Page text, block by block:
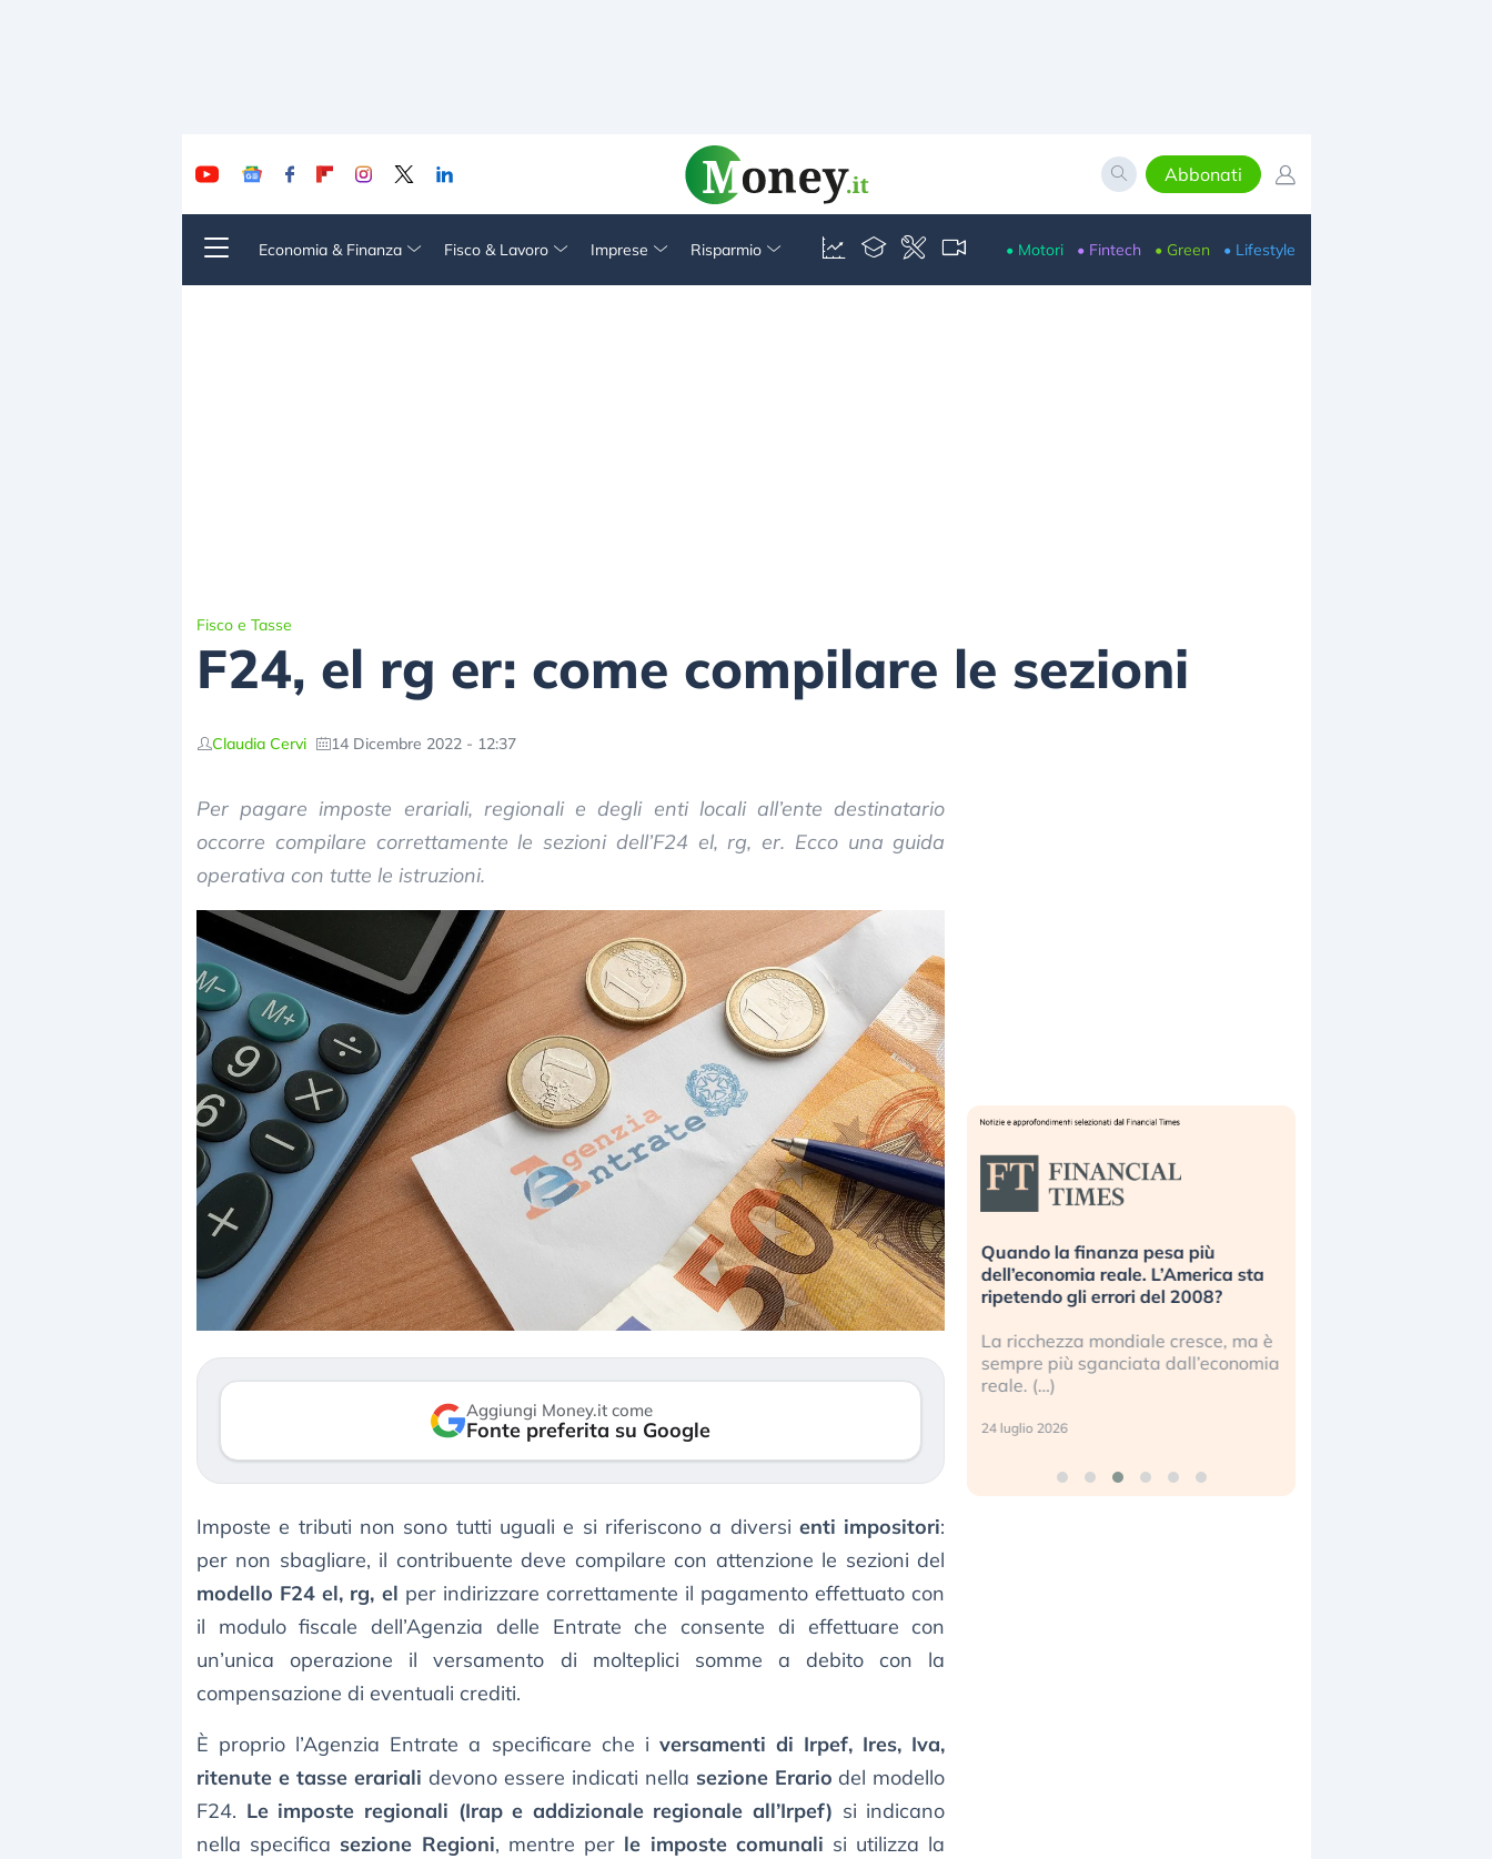
Abbonati
Economia & Finanza Fisco & Lavoro Imprese Risparmio • Motori • Fintech • Green • Lifestyle
Fisco e Tasse
F24, el rg er: come compilare le sezioni
Claudia Cervi 14 Dicembre 2022 - 12:37
Per pagare imposte erariali, regionali e degli enti locali all’ente destinatario
occorre compilare correttamente le sezioni dell’F24 el, rg, er. Ecco una guida
operativa con tutte le istruzioni.
Aggiungi Money.it come
Fonte preferita su Google
Imposte e tributi non sono tutti uguali e si riferiscono a diversienti impositori:
per non sbagliare, il contribuente deve compilare con attenzione le sezioni del
modello F24 el, rg, el per indirizzare correttamente il pagamento effettuato con
il modulo fiscale dell’Agenzia delle Entrate che consente di effettuare con
un’unica operazione il versamento di molteplici somme a debito con la
compensazione di eventuali crediti.
È proprio l’Agenzia Entrate a specificare che i versamenti di Irpef, Ires, Iva,
ritenute e tasse erariali devono essere indicati nella sezione Erario del modello
F24. Le imposte regionali (Irap e addizionale regionale all’Irpef) si indicano
nella specifica sezione Regioni, mentre per le imposte comunali si utilizza la
Dalle valutazioni estreme alla
correzione. Cosa sta guidando il
repricing degli asset?
mostrando segni di stanchezza
verso le (…)
«La mia vita è rovinata». Investitori
in preda al panico dopo lo scoppio
della bolla AI
Kospi, mentre gli investitori retail (…)
30 luglio 2026
Quando la finanza pesa più
dell’economia reale. L’America sta
ripetendo gli errori del 2008?
La ricchezza mondiale cresce, ma è
sempre più sganciata dall’economia
reale. (…)
24 luglio 2026